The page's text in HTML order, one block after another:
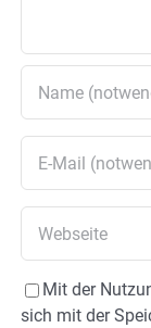
Mit der
sich mit der